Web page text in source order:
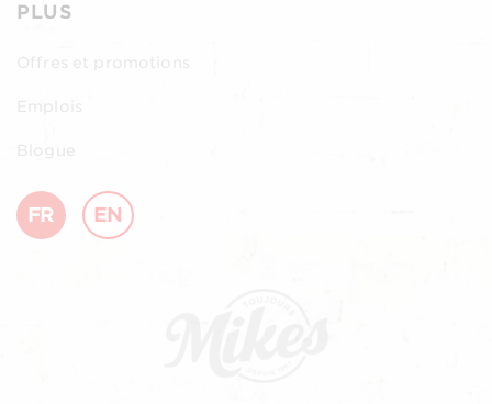
PLUS
Emplois
Blogue
FR EN